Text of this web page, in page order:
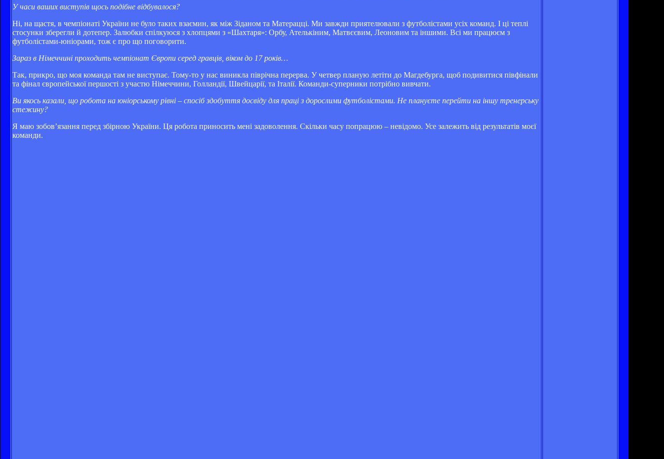
У часи ваших виступів щось подібне відбувалося?
Ні, на щастя, в чемпіонаті України не було таких взаємин, як між Зіданом та Матерацці. Ми завжди приятелювали з футболістами усіх команд. І ці теплі
стосунки зберегли й дотепер. Залюбки спілкуюся з хлопцями з «Шахтаря»: Орбу, Ателькіним, Матвєєвим, Леоновим та іншими. Всі ми працюєм з
футболістами-юніорами, тож є про що поговорити.
Зараз в Німеччині проходить чемпіонат Європи серед гравців, віком до 17 років…
Так, прикро, що моя команда там не виступає. Тому-то у нас виникла піврічна перерва. У четвер планую летіти до Магдебурга, щоб подивитися півфінали
та фінал європейської першості з участю Німеччини, Голландії, Швейцарії, та Італії. Команди-суперники потрібно вивчати.
Ви якось казали, що робота на юніорському рівні – спосіб здобуття досвіду для праці з дорослими футболістами. Не плануєте перейти на іншу тренерську
стежину?
Я маю зобов’язання перед збірною України. Ця робота приносить мені задоволення. Скільки часу попрацюю – невідомо. Усе залежить від результатів моєї
команди.